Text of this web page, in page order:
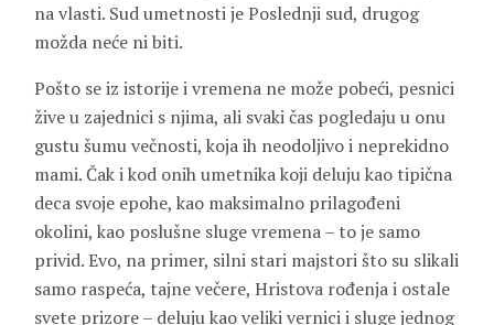
na vlasti. Sud umetnosti je Poslednji sud, drugog
možda neće ni biti.
Pošto se iz istorije i vremena ne može pobeći, pesnici
žive u zajednici s njima, ali svaki čas pogledaju u onu
gustu šumu večnosti, koja ih neodoljivo i neprekidno
mami. Čak i kod onih umetnika koji deluju kao tipična
deca svoje epohe, kao maksimalno prilagođeni
okolini, kao poslušne sluge vremena – to je samo
privid. Evo, na primer, silni stari majstori što su slikali
samo raspeća, tajne večere, Hristova rođenja i ostale
svete prizore – deluju kao veliki vernici i sluge jednog